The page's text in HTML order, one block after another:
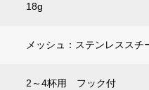
18g
メッシュ：ステンレスス
2～4杯用 フック付